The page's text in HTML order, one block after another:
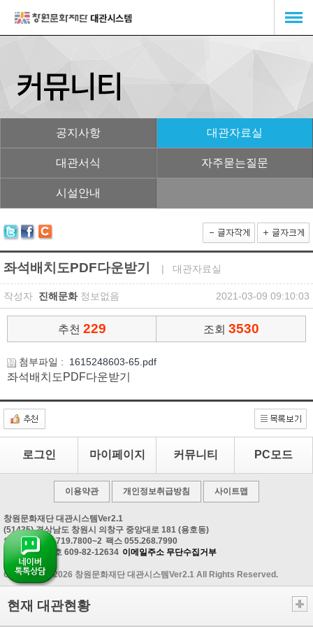
공지사항 대관자료실
대관서식 자주묻는질문
시설안내
좌석배치도PDF다운받기 | 대관자료실
작성자 진해문화정보없음 2021-03-09 09:10:03
추천 229 조회 3530
첨부파일 : 1615248603-65.pdf
좌석배치도PDF다운받기
로그인 마이페이지 커뮤니티 PC모드
이용약관 개인정보취급방침 사이트맵
창원문화재단 대관시스템Ver2.1
(51435) 경상남도 창원시 의창구 중앙대로 181 (용호동)
안내문의 055.719.7800~2 팩스 055.268.7990
사업자등록번호 609-82-12634 이메일주소 무단수집거부
Copyrightⓒ 2026 창원문화재단 대관시스템Ver2.1 All Rights Reserved.
현재 대관현황